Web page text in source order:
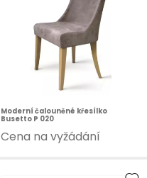
Moderní čalouněné křesílko
Busetto P 020
Cena na vyžádání